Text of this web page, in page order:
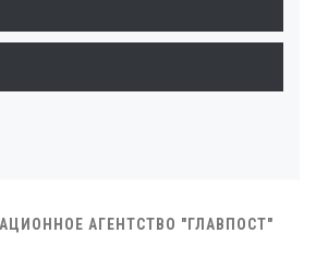
АГЕНТСТВО "ГЛАВПОСТ"